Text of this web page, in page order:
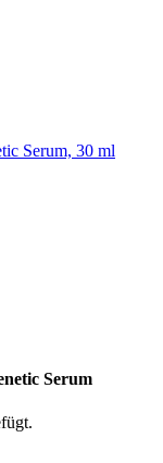
Serum, 30 ml
Serum